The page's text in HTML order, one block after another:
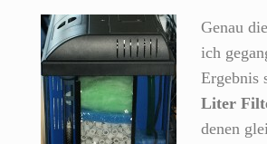
Genau
ich
Ergebnis
Liter
denen